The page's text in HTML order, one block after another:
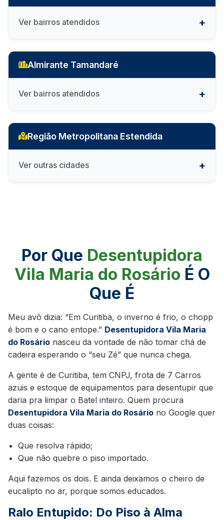
Ver bairros atendidos
Almirante Tamandaré
Ver bairros atendidos
Região Metropolitana Estendida
Ver outras cidades
Por Que Desentupidora
Vila Maria do Rosário É O
Que É
Meu avô dizia: “Em Curitiba, o inverno é frio, o chopp
é bom e o cano entope.” Desentupidora Vila Maria
do Rosário nasceu da vontade de não tomar chá de
cadeira esperando o “seu Zé” que nunca chega.
A gente é de Curitiba, tem CNPJ, frota de 7 Carros
azuis e estoque de equipamentos para desentupir que
daria pra limpar o Batel inteiro. Quem procura
Desentupidora Vila Maria do Rosário no Google quer
duas coisas:
Que resolva rápido;
Que não quebre o piso importado.
Aqui fazemos os dois. E ainda deixamos o cheiro de
eucalipto no ar, porque somos educados.
Ralo Entupido: Do Piso à Alma